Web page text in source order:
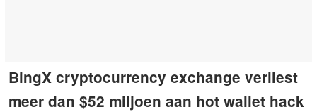
BingX cryptocurrency exchange verliest
meer dan $52 miljoen aan hot wallet hack